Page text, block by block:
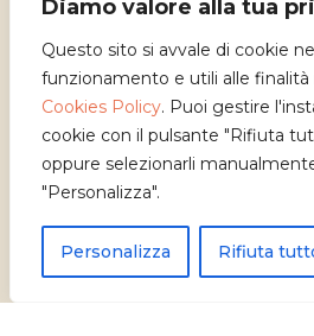
Diamo valore alla tua
Questo sito si avvale di cookie
funzionamento e utili alle finalità
Cookies Policy. Puoi gestire
cookie con il pulsante "Rifiuta
oppure selezionarli
"Personalizza".
Personalizza Rifiuta
Seleziona lingua
Italiano